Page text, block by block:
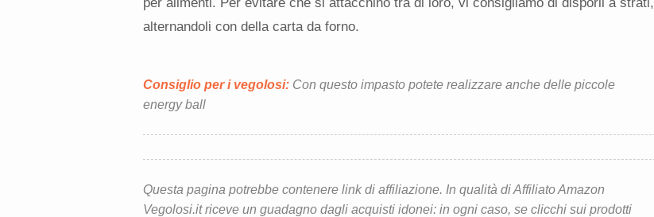
alternandoli con della carta da forno.
Consiglio per i vegolosi:Con questo impasto potete realizzare anche delle piccole
energy ball
Questa pagina potrebbe contenere link di affiliazione. In qualità di Affiliato Amazon
Vegolosi.it riceve un guadagno dagli acquisti idonei: in ogni caso, se clicchi sui prodotti